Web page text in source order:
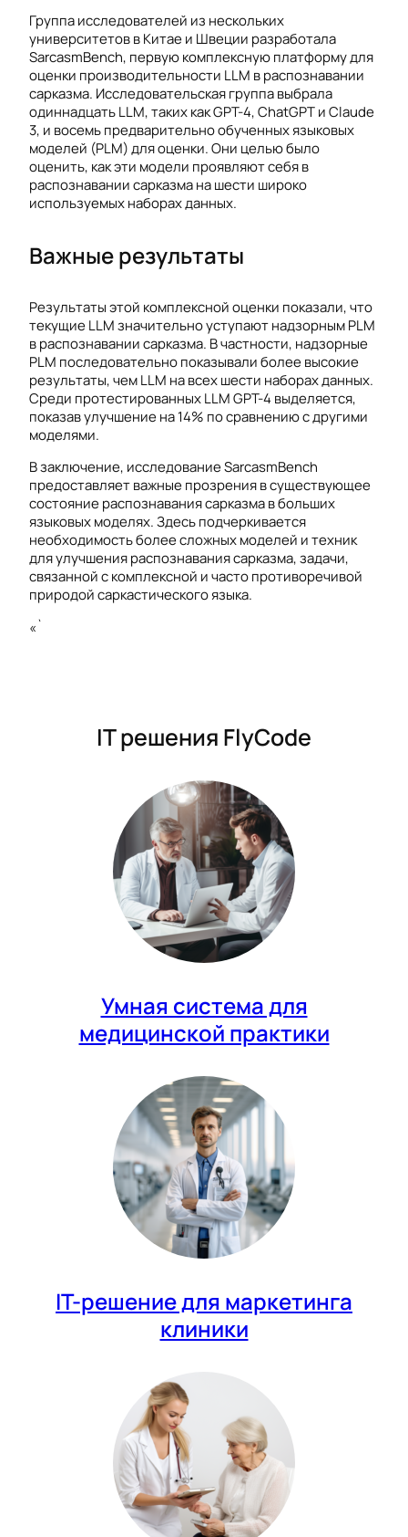
Группа исследователей из нескольких
университетов в Китае и Швеции разработала
SarcasmBench, первую комплексную платформу для
оценки производительности LLM в распознавании
сарказма. Исследовательская группа выбрала
одиннадцать LLM, таких как GPT-4, ChatGPT и Claude
3, и восемь предварительно обученных языковых
моделей (PLM) для оценки. Они целью было
оценить, как эти модели проявляют себя в
распознавании сарказма на шести широко
используемых наборах данных.
Важные результаты
Результаты этой комплексной оценки показали, что
текущие LLM значительно уступают надзорным PLM
в распознавании сарказма. В частности, надзорные
PLM последовательно показывали более высокие
результаты, чем LLM на всех шести наборах данных.
Среди протестированных LLM GPT-4 выделяется,
показав улучшение на 14% по сравнению с другими
моделями.
В заключение, исследование SarcasmBench
предоставляет важные прозрения в существующее
состояние распознавания сарказма в больших
языковых моделях. Здесь подчеркивается
необходимость более сложных моделей и техник
для улучшения распознавания сарказма, задачи,
связанной с комплексной и часто противоречивой
природой саркастического языка.
«`
IT решения FlyCode
Умная система для
медицинской практики
IT-решение для маркетинга
клиники